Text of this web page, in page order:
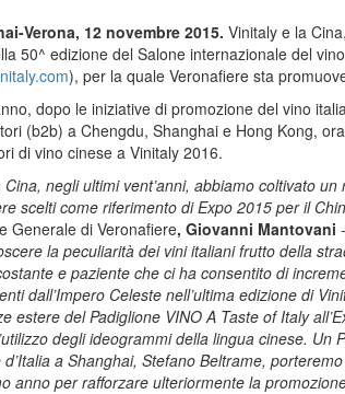
Verona, 12 novembre 2015. Vinitaly e la
50^ edizione del Salone internazionale del
), per la quale Veronafiere sta
dopo le iniziative di promozione del vino
(b2b) a Chengdu, Shanghai e Hong Kong,
di vino cinese a Vinitaly 2016.
Cina, negli ultimi vent’anni, abbiamo coltivato
scelti come riferimento di Expo 2015 per il
Generale di Veronafiere, Giovanni Mantovani
la peculiarità dei vini italiani frutto della
e paziente che ci ha consentito di
dall’Impero Celeste nell’ultima edizione di
estere del Padiglione VINO A Taste of Italy
degli ideogrammi della lingua cinese.
d’Italia a Shanghai, Stefano Beltrame,
anno per rafforzare ulteriormente la